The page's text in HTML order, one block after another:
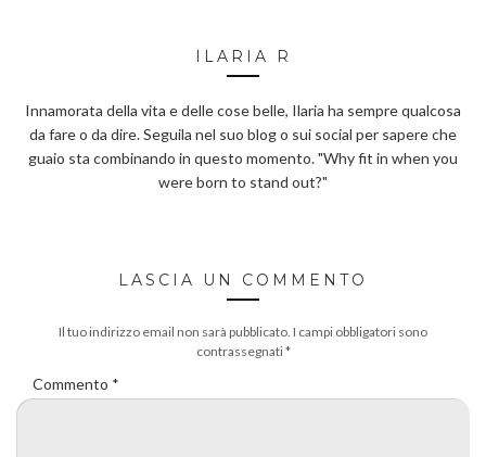
ILARIA R
Innamorata della vita e delle cose belle, Ilaria ha sempre qualcosa
da fare o da dire. Seguila nel suo blog o sui social per sapere che
guaio sta combinando in questo momento. "Why fit in when you
were born to stand out?"
LASCIA UN COMMENTO
Il tuo indirizzo email non sarà pubblicato. I campi obbligatori sono
contrassegnati*
Commento *